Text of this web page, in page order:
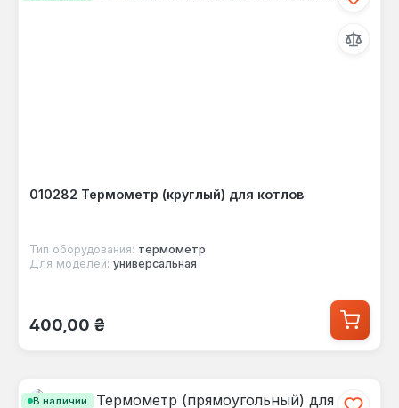
010282 Термометр (круглый) для котлов
Тип оборудования: термометр
Для моделей: универсальная
Обычная цена:
400,00 ₴
В наличии